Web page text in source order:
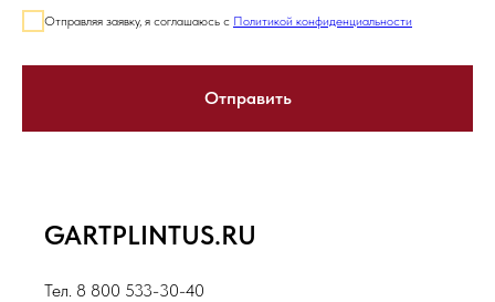
Отправляя заявку, я соглашаюсь с Политикой конфиденциальности
Отправить
GARTPLINTUS.RU
Тел. 8 800 533-30-40